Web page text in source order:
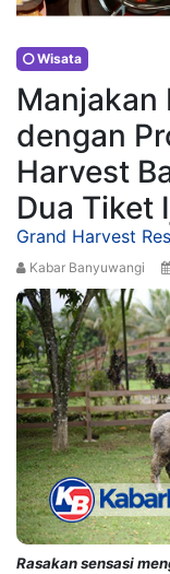
Wisata
Manjakan
dengan
Harvest
Dua Tiket
Grand Harvest
Kabar Banyuwangi
Rasakan sensasi